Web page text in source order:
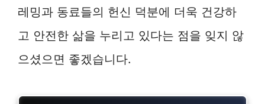
레밍과 동료들의 헌신 덕분에 더욱 건강하
고 안전한 삶을 누리고 있다는 점을 잊지 않
으셨으면 좋겠습니다.